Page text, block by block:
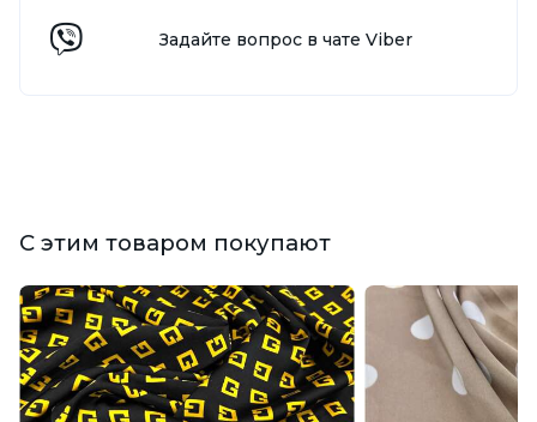
Задайте вопрос в чате Viber
С этим товаром покупают